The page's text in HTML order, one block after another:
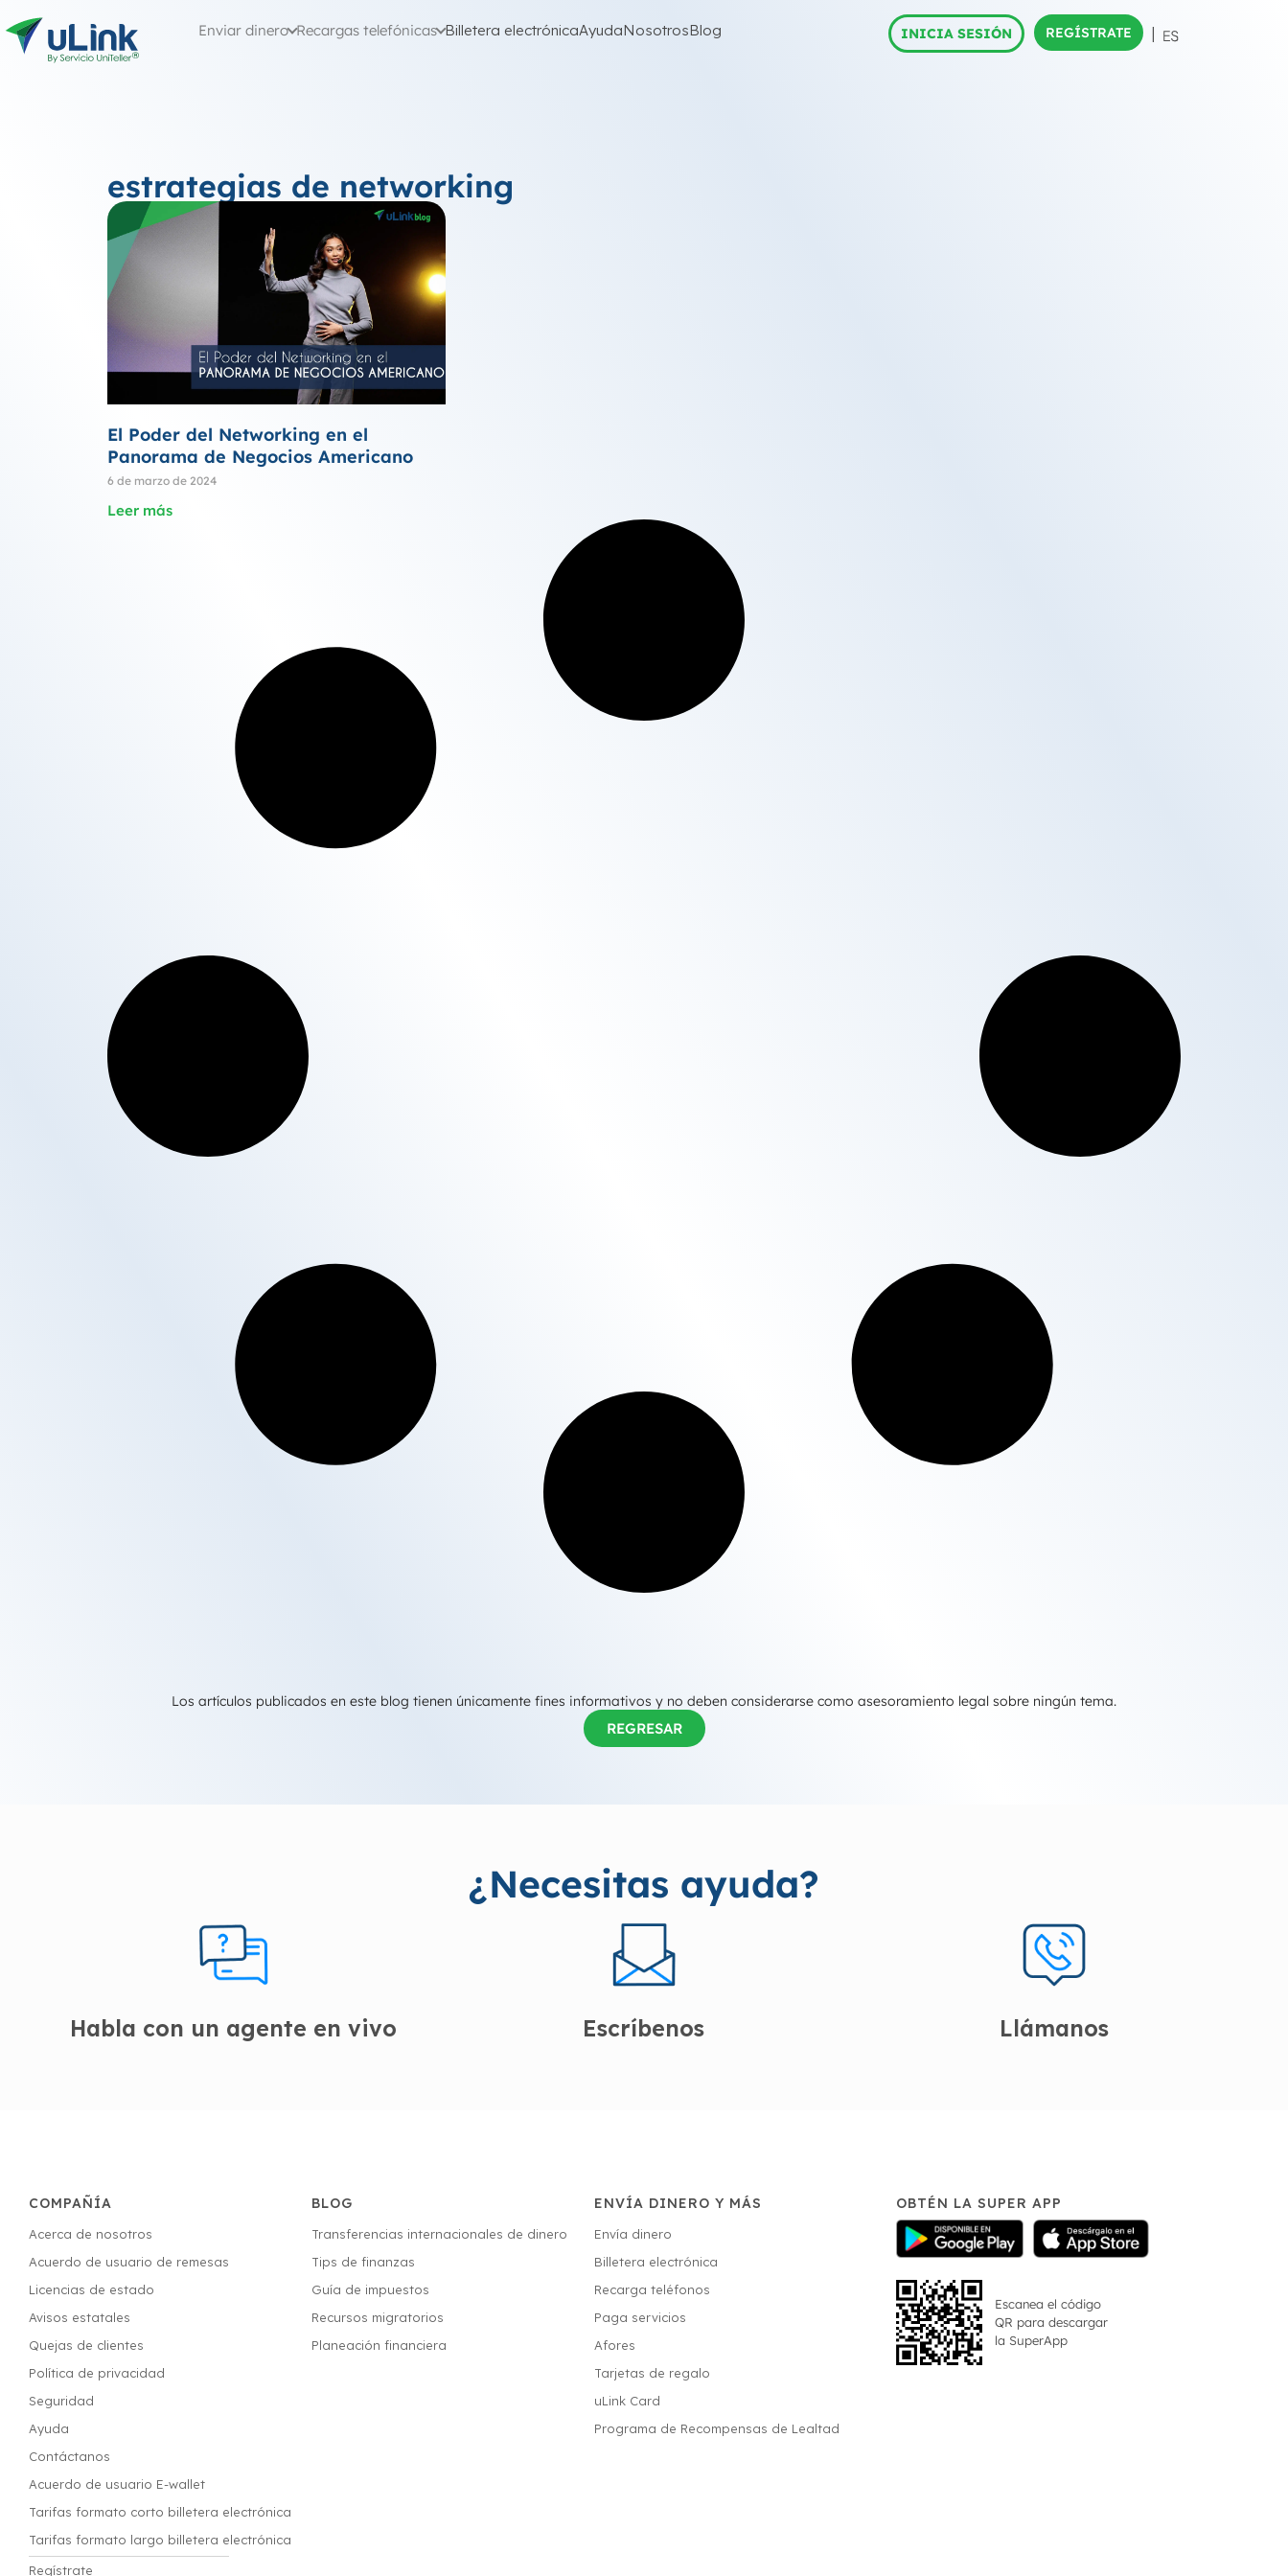
Enviar dinero Recargas telefónicas Billetera electrónicaAyudaNosotrosBlog INICIA SESIÓN REGÍSTRATE
estrategias de networking
El Poder del Networking en el
Panorama de Negocios Americano
6 de marzo de 2024
Leer más
Los artículos publicados en este blog tienen únicamente fines informativos y no deben considerarse como asesoramiento legal sobre ningún tema.
REGRESAR
¿Necesitas ayuda?
Habla con un agente en vivo Escríbenos Llámanos
COMPAÑÍA
Acerca de nosotros
Acuerdo de usuario de remesas
Licencias de estado
Avisos estatales
Quejas de clientes
Política de privacidad
Seguridad
Ayuda
Contáctanos
Acuerdo de usuario E-wallet
Tarifas formato corto billetera electrónica
Tarifas formato largo billetera electrónica
Regístrate
BLOG
Transferencias internacionales de dinero
Tips de finanzas
Guía de impuestos
Recursos migratorios
Planeación financiera
ENVÍA DINERO Y MÁS
Envía dinero
Billetera electrónica
Recarga teléfonos
Paga servicios
Afores
Tarjetas de regalo
uLink Card
Programa de Recompensas de Lealtad
OBTÉN LA SUPER APP
Escanea el código
QR para descargar
la SuperApp